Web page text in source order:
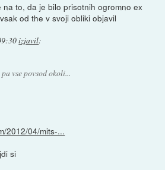
na to, da je bilo prisotnih ogromno ex
od the v svoji obliki objavil
izjavil:
vse povsod okoli...
2012/04/mits-...
si